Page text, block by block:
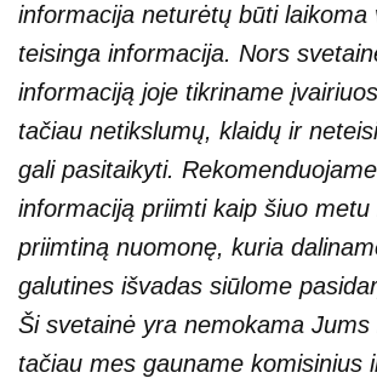
informacija neturėtų būti laikoma
teisinga informacija. Nors
informaciją joje tikriname
tačiau netikslumų, klaidų ir
gali pasitaikyti.
informaciją priimti kaip šiuo metu
priimtiną nuomonę, kuria
galutines išvadas siūlome
Ši svetainė yra nemokama Jums
tačiau mes gauname komisinius